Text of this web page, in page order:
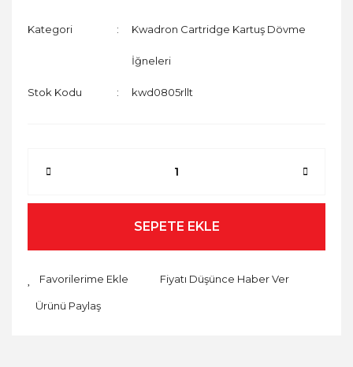
Kategori Kwadron Cartridge Kartuş Dövme
İğneleri
Stok Kodu kwd0805rllt
SEPETE EKLE
Fiyatı Düşünce Haber Ver
Ürünü Paylaş